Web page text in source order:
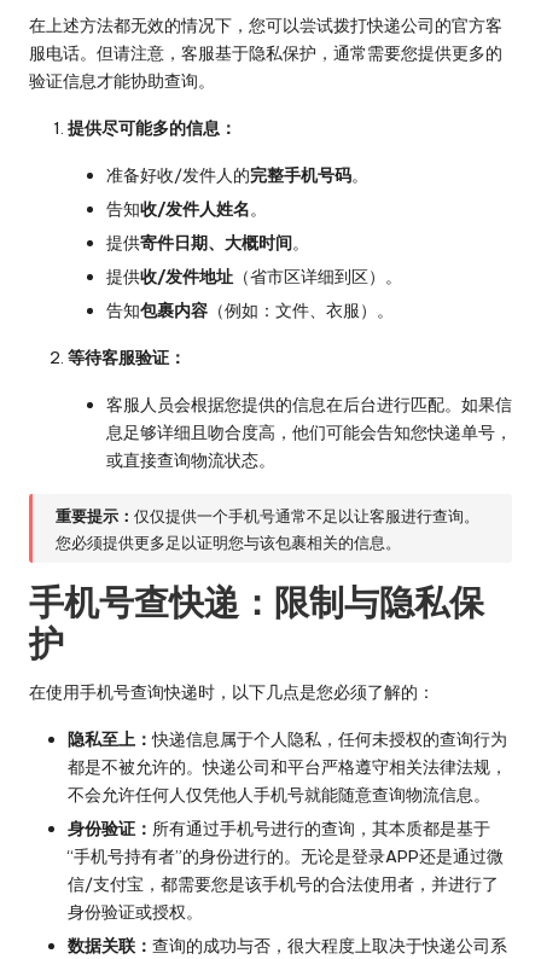
在上述方法都无效的情况下，您可以尝试拨打快递公司的官方客
服电话。但请注意，客服基于隐私保护，通常需要您提供更多的
验证信息才能协助查询。
提供尽可能多的信息：
准备好收/发件人的完整手机号码。
告知收/发件人姓名。
提供寄件日期、大概时间。
提供收/发件地址 （省市区详细到区）。
告知包裹内容 （例如：文件、衣服）。
等待客服验证：
客服人员会根据您提供的信息在后台进行匹配。如果信
息足够详细且吻合度高，他们可能会告知您快递单号，
或直接查询物流状态。
重要提示：仅仅提供一个手机号通常不足以让客服进行查询。
您必须提供更多足以证明您与该包裹相关的信息。
手机号查快递：限制与隐私保
护
在使用手机号查询快递时，以下几点是您必须了解的：
隐私至上：快递信息属于个人隐私，任何未授权的查询行为
都是不被允许的。快递公司和平台严格遵守相关法律法规，
不会允许任何人仅凭他人手机号就能随意查询物流信息。
身份验证： 所有通过手机号进行的查询，其本质都是基于
“手机号持有者”的身份进行的。无论是登录APP还是通过微
信/支付宝，都需要您是该手机号的合法使用者，并进行了
身份验证或授权。
数据关联： 查询的成功与否，很大程度上取决于快递公司系